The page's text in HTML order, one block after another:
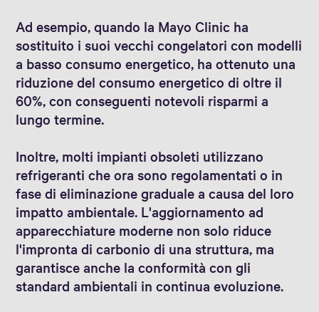
Ad esempio, quando la Mayo Clinic ha
sostituito i suoi vecchi congelatori con modelli
a basso consumo energetico, ha ottenuto una
riduzione del consumo energetico di oltre il
60%, con conseguenti notevoli risparmi a
lungo termine.
Inoltre, molti impianti obsoleti utilizzano
refrigeranti che ora sono regolamentati o in
fase di eliminazione graduale a causa del loro
impatto ambientale. L'aggiornamento ad
apparecchiature moderne non solo riduce
l'impronta di carbonio di una struttura, ma
garantisce anche la conformità con gli
standard ambientali in continua evoluzione.